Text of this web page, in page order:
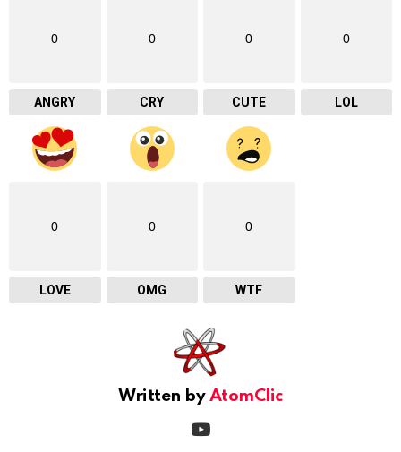
0
ANGRY
0
CRY
0
CUTE
0
LOL
0
LOVE
0
OMG
0
WTF
Written by AtomClic